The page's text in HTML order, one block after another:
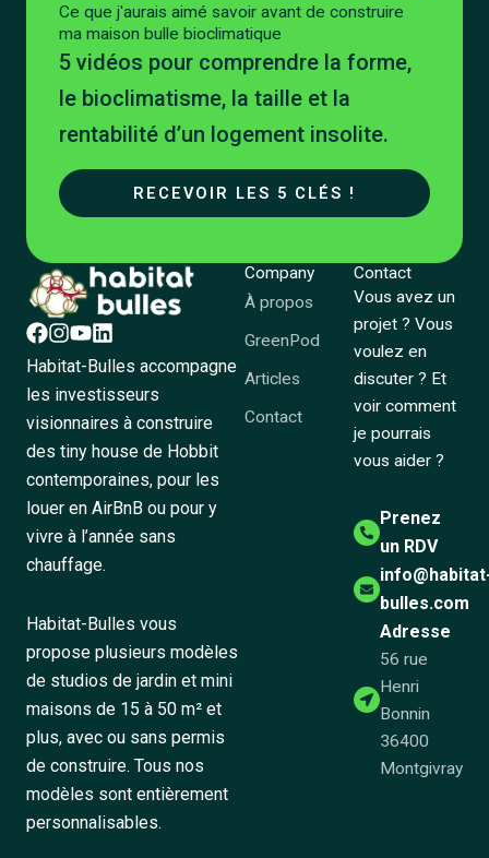
Ce que j'aurais aimé savoir avant de construire
ma maison bulle bioclimatique
5 vidéos pour comprendre la forme,
le bioclimatisme, la taille et la
rentabilité d’un logement insolite.
RECEVOIR LES 5 CLÉS !
Habitat-Bulles accompagne
les investisseurs
visionnaires à construire
des tiny house de Hobbit
contemporaines, pour les
louer en AirBnB ou pour y
vivre à l’année sans
chauffage.
Habitat-Bulles vous
propose plusieurs modèles
de studios de jardin et mini
maisons de 15 à 50 m² et
plus, avec ou sans permis
de construire. Tous nos
modèles sont entièrement
personnalisables.
Company
À propos
GreenPod
Articles
Contact
Contact
Vous avez un
projet ? Vous
voulez en
discuter ? Et
voir comment
je pourrais
vous aider ?
Prenez
un RDV
bulles.com
Adresse
56 rue
Henri
Bonnin
36400
Montgivray